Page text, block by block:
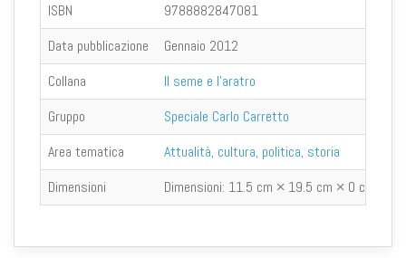
ISBN
9788882847081
Data pubblicazione
Gennaio 2012
Collana
Il seme e l'aratro
Gruppo
Speciale Carlo Carretto
Area tematica
Attualità, cultura, politica, storia
Dimensioni
Dimensioni: 11.5 cm × 19.5 cm × 0 cm